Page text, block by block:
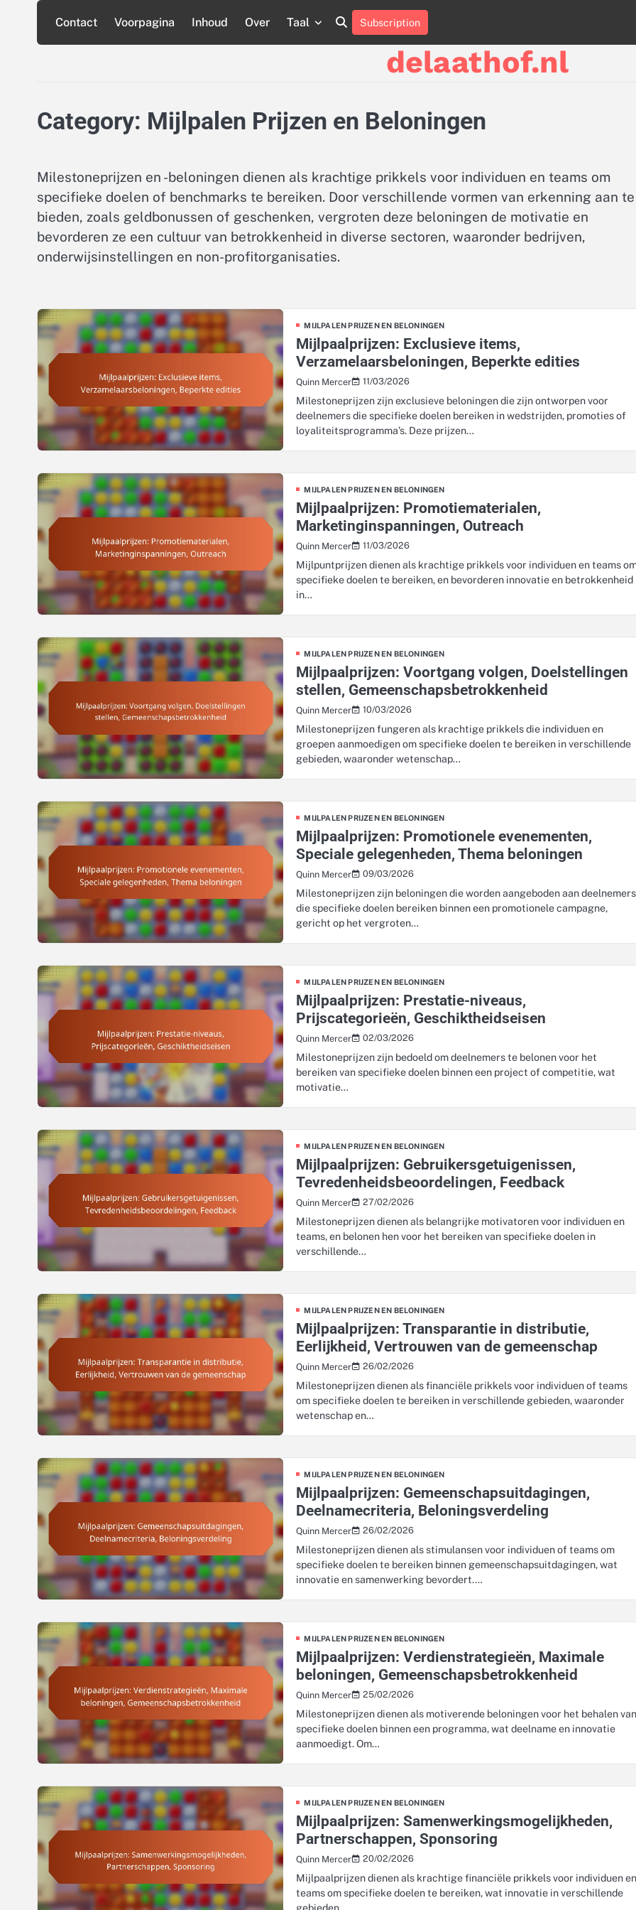
content
Contact Voorpagina Inhoud Over Taal
About
Us
Contact
Us
Cookie
Policy
Privacy
Policy
Sitemap
Terms
and
Subscription
delaathof.nl
Category: Mijlpalen Prijzen en Beloningen
Milestoneprijzen en -beloningen dienen als krachtige prikkels voor individuen en teams om
specifieke doelen of benchmarks te bereiken. Door verschillende vormen van erkenning aan te
bieden, zoals geldbonussen of geschenken, vergroten deze beloningen de motivatie en
bevorderen ze een cultuur van betrokkenheid in diverse sectoren, waaronder bedrijven,
onderwijsinstellingen en non-profitorganisaties.
MIJLPALEN PRIJZEN EN BELONINGEN
Mijlpaalprijzen: Exclusieve items,
Verzamelaarsbeloningen, Beperkte edities
Quinn Mercer 11/03/2026
Milestoneprijzen zijn exclusieve beloningen die zijn ontworpen voor
deelnemers die specifieke doelen bereiken in wedstrijden, promoties of
loyaliteitsprogramma’s. Deze prijzen…
MIJLPALEN PRIJZEN EN BELONINGEN
Mijlpaalprijzen: Promotiematerialen,
Marketinginspanningen, Outreach
Quinn Mercer 11/03/2026
Mijlpuntprijzen dienen als krachtige prikkels voor individuen en teams
specifieke doelen te bereiken, en bevorderen innovatie en betrokkenheid
in…
MIJLPALEN PRIJZEN EN BELONINGEN
Mijlpaalprijzen: Voortgang volgen, Doelstellingen
stellen, Gemeenschapsbetrokkenheid
Quinn Mercer 10/03/2026
Milestoneprijzen fungeren als krachtige prikkels die individuen en
groepen aanmoedigen om specifieke doelen te bereiken in verschillende
gebieden, waaronder wetenschap…
MIJLPALEN PRIJZEN EN BELONINGEN
Mijlpaalprijzen: Promotionele evenementen,
Speciale gelegenheden, Thema beloningen
Quinn Mercer 09/03/2026
Milestoneprijzen zijn beloningen die worden aangeboden aan deelnemers
die specifieke doelen bereiken binnen een promotionele campagne,
gericht op het vergroten…
MIJLPALEN PRIJZEN EN BELONINGEN
Mijlpaalprijzen: Prestatie-niveaus,
Prijscategorieën, Geschiktheidseisen
Quinn Mercer 02/03/2026
Milestoneprijzen zijn bedoeld om deelnemers te belonen voor het
bereiken van specifieke doelen binnen een project of competitie, wat
motivatie…
MIJLPALEN PRIJZEN EN BELONINGEN
Mijlpaalprijzen: Gebruikersgetuigenissen,
Tevredenheidsbeoordelingen, Feedback
Quinn Mercer 27/02/2026
Milestoneprijzen dienen als belangrijke motivatoren voor individuen en
teams, en belonen hen voor het bereiken van specifieke doelen in
verschillende…
MIJLPALEN PRIJZEN EN BELONINGEN
Mijlpaalprijzen: Transparantie in distributie,
Eerlijkheid, Vertrouwen van de gemeenschap
Quinn Mercer 26/02/2026
Milestoneprijzen dienen als financiële prikkels voor individuen of teams
om specifieke doelen te bereiken in verschillende gebieden, waaronder
wetenschap en…
MIJLPALEN PRIJZEN EN BELONINGEN
Mijlpaalprijzen: Gemeenschapsuitdagingen,
Deelnamecriteria, Beloningsverdeling
Quinn Mercer 26/02/2026
Milestoneprijzen dienen als stimulansen voor individuen of teams om
specifieke doelen te bereiken binnen gemeenschapsuitdagingen, wat
innovatie en samenwerking bevordert.…
MIJLPALEN PRIJZEN EN BELONINGEN
Mijlpaalprijzen: Verdienstrategieën, Maximale
beloningen, Gemeenschapsbetrokkenheid
Quinn Mercer 25/02/2026
Milestoneprijzen dienen als motiverende beloningen voor het behalen
specifieke doelen binnen een programma, wat deelname en innovatie
aanmoedigt. Om…
MIJLPALEN PRIJZEN EN BELONINGEN
Mijlpaalprijzen: Samenwerkingsmogelijkheden,
Partnerschappen, Sponsoring
Quinn Mercer 20/02/2026
Mijlpaalprijzen dienen als krachtige financiële prikkels voor individuen
teams om specifieke doelen te bereiken, wat innovatie in verschillende
gebieden…